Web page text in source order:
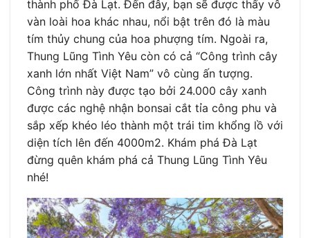
thành phố Đà Lạt. Đến đây, bạn sẽ được thấy vô
vàn loài hoa khác nhau, nổi bật trên đó là màu
tím thủy chung của hoa phượng tím. Ngoài ra,
Thung Lũng Tình Yêu còn có cả “Công trình cây
xanh lớn nhất Việt Nam” vô cùng ấn tượng.
Công trình này được tạo bởi 24.000 cây xanh
được các nghệ nhận bonsai cắt tỉa công phu và
sắp xếp khéo léo thành một trái tim khổng lồ với
diện tích lên đến 4000m2. Khám phá Đà Lạt
đừng quên khám phá cả Thung Lũng Tình Yêu
nhé!